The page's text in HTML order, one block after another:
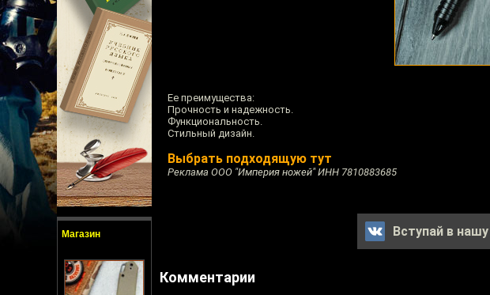
Магазин
Ее преимущества:
Прочность и надежность.
Функциональность.
Стильный дизайн.
Выбрать подходящую тут
Реклама ООО "Империя ножей" ИНН 7810883685
Вступай в нашу
Комментарии